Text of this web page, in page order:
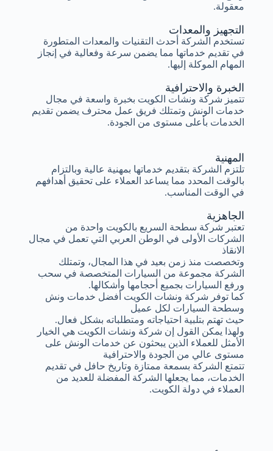
الخبرة والاحترافية
تتميز شركة ونشات الكويت بخبرة واسعة في مجال
خدمات الونش وتمتلك فريق عمل محترف يضمن تقديم
الخدمات بأعلى مستوى من الجودة.
التجهيز والمعدات
تستخدم الشركة أحدث التقنيات والمعدات المتطورة
في تقديم خدماتها مما يضمن سرعة وفعالية في إنجاز
المهام الموكلة إليها.
معقولة.
المهنية
تلتزم الشركة بتقديم خدماتها بمهنية عالية وبالتزام
بالوقت المحدد مما يساعد العملاء على تحقيق أهدافهم
في الوقت المناسب.
الجاهزية
تعتبر شركة سطحة السريع بالكويت واحدة من
الشركات الأولى في الوطن العربي التي تعمل في مجال
الانقاذ
وتخصصت منذ زمن بعيد في هذا المجال، وتمتلك
الشركة مجموعة من السيارات المتخصصة في سحب
ورفع السيارات بجميع أحجامها وأشكالها.
كما توفر شركة ونشات الكويت أفضل خدمات ونش
وسطحة السيارات لكل عميل
حيث تهتم بتلبية احتياجاته ومتطلباته بشكل فعال.
ولهذا يمكن القول إن شركة ونشات الكويت هي الخيار
الأمثل للعملاء الذين يبحثون عن خدمات الونش على
مستوى عالي من الجودة والاحترافية
تتمتع الشركة بسمعة ممتازة وتاريخ حافل في تقديم
الخدمات، مما يجعلها الشركة المفضلة للعديد من
العملاء في دولة الكويت.